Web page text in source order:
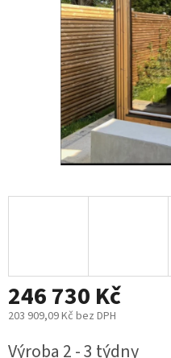
246 730 Kč
203 909,09 Kč bez DPH
cena:
Výroba 2 - 3 týdny